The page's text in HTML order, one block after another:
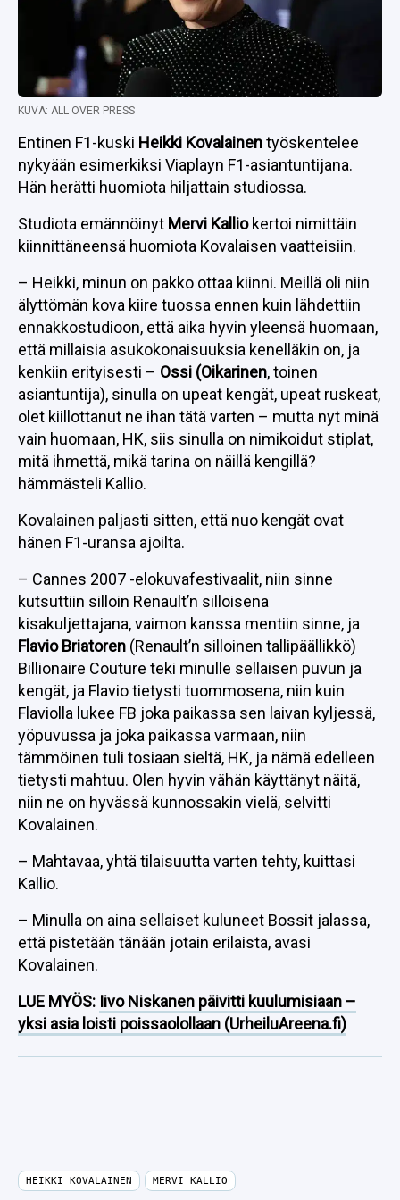
KUVA: ALL OVER PRESS
Entinen F1-kuski Heikki Kovalainentyöskentelee
nykyään esimerkiksi Viaplayn F1-asiantuntijana.
Hän herätti huomiota hiljattain studiossa.
Studiota emännöinyt Mervi Kalliokertoi nimittäin
kiinnittäneensä huomiota Kovalaisen vaatteisiin.
– Heikki, minun on pakko ottaa kiinni. Meillä oli niin
älyttömän kova kiire tuossa ennen kuin lähdettiin
ennakkostudioon, että aika hyvin yleensä huomaan,
että millaisia asukokonaisuuksia kenelläkin on, ja
kenkiin erityisesti – Ossi (Oikarinen, toinen
asiantuntija), sinulla on upeat kengät, upeat ruskeat,
olet kiillottanut ne ihan tätä varten – mutta nyt minä
vain huomaan, HK, siis sinulla on nimikoidut stiplat,
mitä ihmettä, mikä tarina on näillä kengillä?
hämmästeli Kallio.
Kovalainen paljasti sitten, että nuo kengät ovat
hänen F1-uransa ajoilta.
– Cannes 2007 -elokuvafestivaalit, niin sinne
kutsuttiin silloin Renault’n silloisena
kisakuljettajana, vaimon kanssa mentiin sinne, ja
Flavio Briatoren (Renault’n silloinen tallipäällikkö)
Billionaire Couture teki minulle sellaisen puvun ja
kengät, ja Flavio tietysti tuommosena, niin kuin
Flaviolla lukee FB joka paikassa sen laivan kyljessä,
yöpuvussa ja joka paikassa varmaan, niin
tämmöinen tuli tosiaan sieltä, HK, ja nämä edelleen
tietysti mahtuu. Olen hyvin vähän käyttänyt näitä,
niin ne on hyvässä kunnossakin vielä, selvitti
Kovalainen.
– Mahtavaa, yhtä tilaisuutta varten tehty, kuittasi
Kallio.
– Minulla on aina sellaiset kuluneet Bossit jalassa,
että pistetään tänään jotain erilaista, avasi
Kovalainen.
LUE MYÖS: Iivo Niskanen päivitti kuulumisiaan –
yksi asia loisti poissaolollaan (UrheiluAreena.fi)
HEIKKI KOVALAINEN MERVI KALLIO